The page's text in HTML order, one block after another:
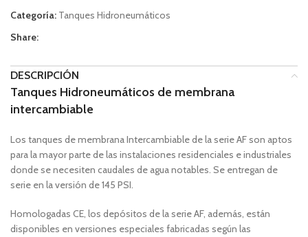
Categoría: Tanques Hidroneumáticos
Share:
DESCRIPCIÓN
Tanques Hidroneumáticos de membrana
intercambiable
Los tanques de membrana Intercambiable de la serie AF son aptos
para la mayor parte de las instalaciones residenciales e industriales
donde se necesiten caudales de agua notables. Se entregan de
serie en la versión de 145 PSI.
Homologadas CE, los depósitos de la serie AF, además, están
disponibles en versiones especiales fabricadas según las